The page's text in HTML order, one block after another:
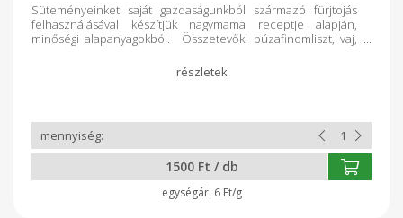
Süteményeinket saját gazdaságunkból származó fürjtojás
felhasználásával készítjük nagymama receptje alapján,
minőségi alapanyagokból. Összetevők: búzafinomliszt, vaj,
1500 Ft / db
6 Ft/g